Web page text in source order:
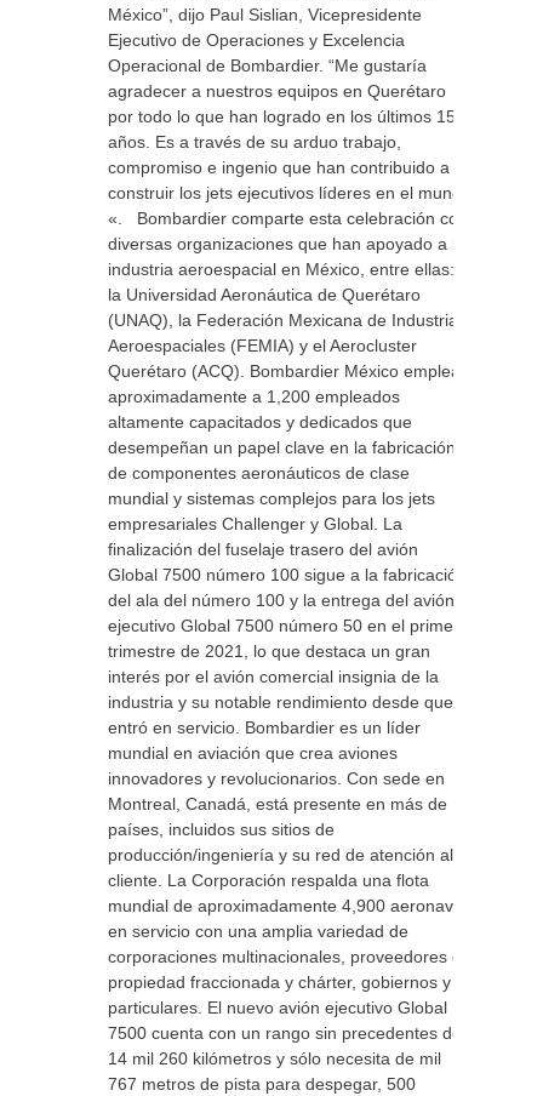
México”, dijo Paul Sislian, Vicepresidente
Ejecutivo de Operaciones y Excelencia
Operacional de Bombardier. “Me gustaría
agradecer a nuestros equipos en Querétaro
por todo lo que han logrado en los últimos 15
años. Es a través de su arduo trabajo,
compromiso e ingenio que han contribuido a
construir los jets ejecutivos líderes en el mundo
«. Bombardier comparte esta celebración con
diversas organizaciones que han apoyado a la
industria aeroespacial en México, entre ellas:
la Universidad Aeronáutica de Querétaro
(UNAQ), la Federación Mexicana de Industrias
Aeroespaciales (FEMIA) y el Aerocluster
Querétaro (ACQ). Bombardier México emplea
aproximadamente a 1,200 empleados
altamente capacitados y dedicados que
desempeñan un papel clave en la fabricación
de componentes aeronáuticos de clase
mundial y sistemas complejos para los jets
empresariales Challenger y Global. La
finalización del fuselaje trasero del avión
Global 7500 número 100 sigue a la fabricación
del ala del número 100 y la entrega del avión
ejecutivo Global 7500 número 50 en el primer
trimestre de 2021, lo que destaca un gran
interés por el avión comercial insignia de la
industria y su notable rendimiento desde que
entró en servicio. Bombardier es un líder
mundial en aviación que crea aviones
innovadores y revolucionarios. Con sede en
Montreal, Canadá, está presente en más de 12
países, incluidos sus sitios de
producción/ingeniería y su red de atención al
cliente. La Corporación respalda una flota
mundial de aproximadamente 4,900 aeronaves
en servicio con una amplia variedad de
corporaciones multinacionales, proveedores de
propiedad fraccionada y chárter, gobiernos y
particulares. El nuevo avión ejecutivo Global
7500 cuenta con un rango sin precedentes de
14 mil 260 kilómetros y sólo necesita de mil
767 metros de pista para despegar, 500